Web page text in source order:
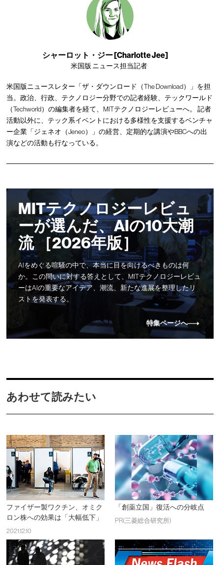
シャーロット・ジー [Charlotte Jee]
米国版 ニュース担当記者
米国版ニュースレター「ザ・ダウンロード（The Download）」を担
当。政治、行政、テクノロジー分野での記者経験、テックワールド
（Techworld）の編集者を経て、MITテクノロジーレビューへ。 記者
活動以外に、テック系イベントにおける多様性を支援するベンチャ
ー企業「ジェネオ（Jeneo）」の経営、定期的な講演やBBCへの出
演などの活動も行なっている。
MITテクノロジーレビュ
ーが選んだ、AIの10大潮
流 ［2026年版］
AIをめぐる喧騒の中で、本当に目を向けるべきものは何
か。この問いに対する答えとして、MITテクノロジーレビュ
ーはAIの重要なアイデア、潮流、新たな進展を整理したリ
ストを発表する。
特集ページへ
あわせて読みたい
ファイザー製ワクチン、オミク
ロン株への効果は「大幅低下」
2021.12.10
「創薬立国」復活への分岐点
PR(三菱総合研究所)